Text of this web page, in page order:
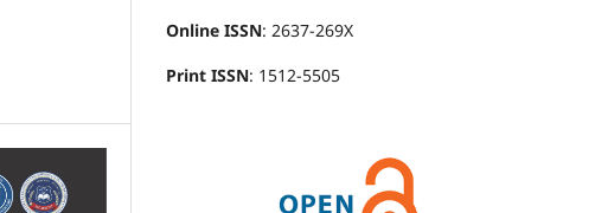
Online ISSN: 2637-269X
Print ISSN: 1512-5505